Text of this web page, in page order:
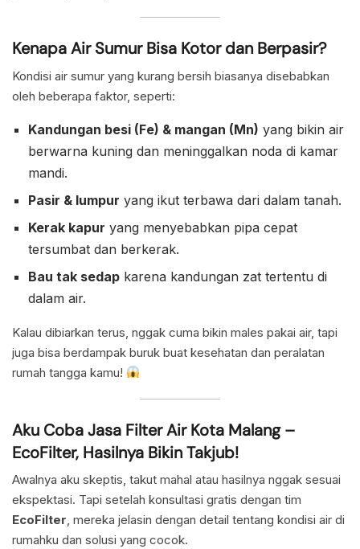
Kenapa Air Sumur Bisa Kotor dan Berpasir?
Kondisi air sumur yang kurang bersih biasanya disebabkan
oleh beberapa faktor, seperti:
Kandungan besi (Fe) & mangan (Mn) yang bikin air
berwarna kuning dan meninggalkan noda di kamar
mandi.
Pasir & lumpur yang ikut terbawa dari dalam tanah.
Kerak kapur yang menyebabkan pipa cepat
tersumbat dan berkerak.
Bau tak sedap karena kandungan zat tertentu di
dalam air.
Kalau dibiarkan terus, nggak cuma bikin males pakai air, tapi
juga bisa berdampak buruk buat kesehatan dan peralatan
rumah tangga kamu!
Aku Coba Jasa Filter Air Kota Malang –
EcoFilter, Hasilnya Bikin Takjub!
Awalnya aku skeptis, takut mahal atau hasilnya nggak sesuai
ekspektasi. Tapi setelah konsultasi gratis dengan tim
EcoFilter, mereka jelasin dengan detail tentang kondisi air di
rumahku dan solusi yang cocok.